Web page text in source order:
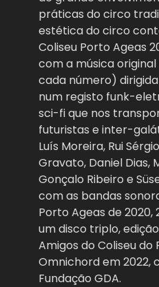
práticas do circo
estética do circo
Coliseu Porto Ageas
com a música
cada número)
num registo funk-
sci-fi que nos
futuristas e inter-
Luís Moreira, Rui
Gravato, Daniel Dias,
Gonçalo Ribeiro e
com as bandas
Porto Ageas de 2020,
um disco triplo,
Amigos do Coliseu do
Omnichord em 2022,
Fundação GDA.